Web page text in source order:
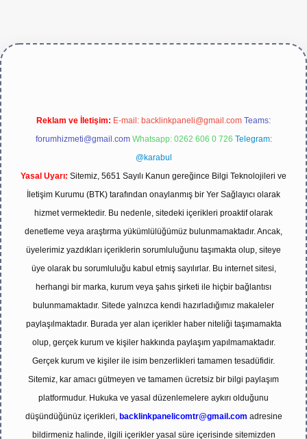
Reklam ve İletişim: E-mail: backlinkpaneli@gmail.com Teams:
forumhizmeti@gmail.com Whatsapp: 0262 606 0 726 Telegram:
@karabul
Yasal Uyarı: Sitemiz, 5651 Sayılı Kanun gereğince Bilgi Teknolojileri ve
İletişim Kurumu (BTK) tarafından onaylanmış bir Yer Sağlayıcı olarak
hizmet vermektedir. Bu nedenle, sitedeki içerikleri proaktif olarak
denetleme veya araştırma yükümlülüğümüz bulunmamaktadır. Ancak,
üyelerimiz yazdıkları içeriklerin sorumluluğunu taşımakta olup, siteye
üye olarak bu sorumluluğu kabul etmiş sayılırlar. Bu internet sitesi,
herhangi bir marka, kurum veya şahıs şirketi ile hiçbir bağlantısı
bulunmamaktadır. Sitede yalnızca kendi hazırladığımız makaleler
paylaşılmaktadır. Burada yer alan içerikler haber niteliği taşımamakta
olup, gerçek kurum ve kişiler hakkında paylaşım yapılmamaktadır.
Gerçek kurum ve kişiler ile isim benzerlikleri tamamen tesadüfidir.
Sitemiz, kar amacı gütmeyen ve tamamen ücretsiz bir bilgi paylaşım
platformudur. Hukuka ve yasal düzenlemelere aykırı olduğunu
düşündüğünüz içerikleri, backlinkpanelicomtr@gmail.com adresine
bildirmeniz halinde, ilgili içerikler yasal süre içerisinde sitemizden